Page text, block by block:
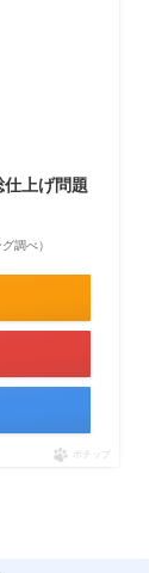
上げ問題
調べ）
ポチップ